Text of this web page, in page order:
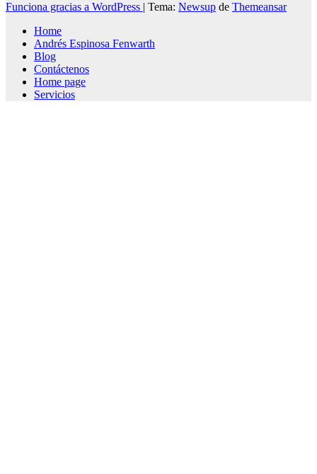
Funciona gracias a WordPress | Tema: Newsup de Themeansar
Home
Andrés Espinosa Fenwarth
Blog
Contáctenos
Home page
Servicios